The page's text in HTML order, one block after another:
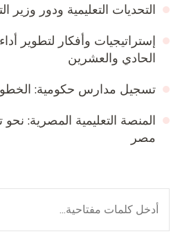
التحديات التعليمية ودور وزير
إستراتيجيات وأفكار لتطوير
الحادي والعشرين
تسجيل مدارس حكومية:
المنصة التعليمية المصرية:
مصر
البحث
عن: